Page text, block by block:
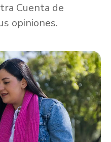
Cuenta de
opiniones.